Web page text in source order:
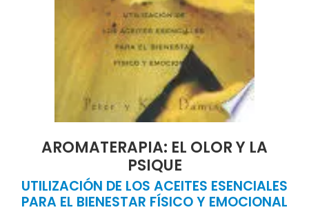
AROMATERAPIA: EL OLOR Y LA
PSIQUE
UTILIZACIÓN DE LOS ACEITES ESENCIALES
PARA EL BIENESTAR FÍSICO Y EMOCIONAL